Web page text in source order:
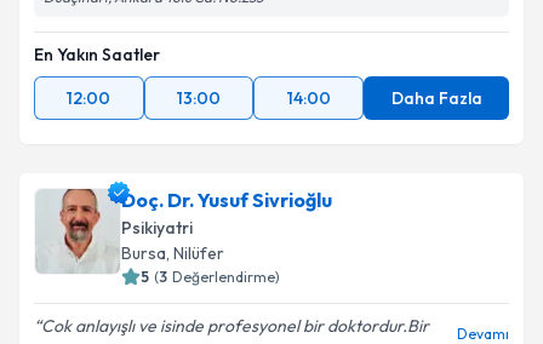
En Yakın Saatler
12:00
13:00 14:00 Daha Fazla
Doç. Dr. Yusuf Sivrioğlu
Psikiyatri
Bursa, Nilüfer
5 (3 Değerlendirme)
Cok anlayışlı ve isinde profesyonel bir doktordur.Bir
Devamı